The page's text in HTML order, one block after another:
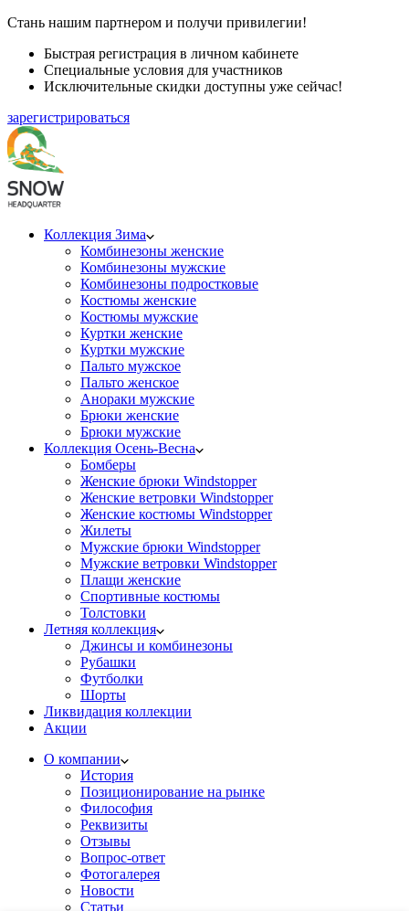
Стань нашим партнером и получи привилегии!
Быстрая регистрация в личном кабинете
Специальные условия для участников
Исключительные скидки доступны уже сейчас!
зарегистрироваться
Коллекция Зима
Комбинезоны женские
Комбинезоны мужские
Комбинезоны подростковые
Костюмы женские
Костюмы мужские
Куртки женские
Куртки мужские
Пальто мужское
Пальто женское
Анораки мужские
Брюки женские
Брюки мужские
Коллекция Осень-Весна
Бомберы
Женские брюки Windstopper
Женские ветровки Windstopper
Женские костюмы Windstopper
Жилеты
Мужские брюки Windstopper
Мужские ветровки Windstopper
Плащи женские
Спортивные костюмы
Толстовки
Летняя коллекция
Джинсы и комбинезоны
Рубашки
Футболки
Шорты
Ликвидация коллекции
Акции
О компании
История
Позиционирование на рынке
Философия
Реквизиты
Отзывы
Вопрос-ответ
Фотогалерея
Новости
Статьи